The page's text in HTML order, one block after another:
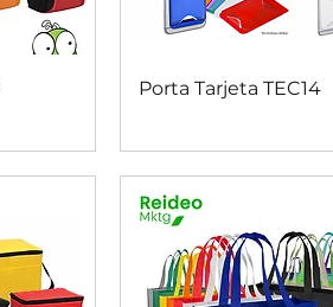
Vista rápida
Porta Tarjeta TEC14